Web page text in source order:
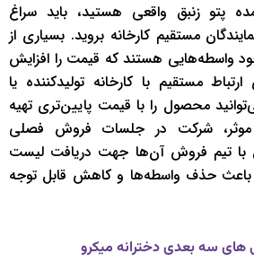
پتو زنبق واقعی هستید، باید سراغ
مستقیم کارخانه بروید. بسیاری از
واسطه‌هایی هستند که قیمت را افزایش
مستقیم با کارخانه تولیدکننده یا
محصول را با قیمت پایین‌تری تهیه
موثر، شرکت در جلسات فروش فصلی
با تیم فروش آن‌ها جهت دریافت لیست
حذف واسطه‌ها و کاهش قابل توجه
های سه بعدی دخترانه میکرو